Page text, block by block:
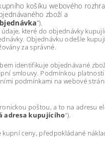
košíku webového
zboží a
“).
které do objednávky
Objednávku odešle
za správné.
identifikuje objednávané
smlouvy. Podmínkou
podmínkami na webové
poštou, a to na adresu
adresa kupujícího“).
kupní ceny, předpokládané